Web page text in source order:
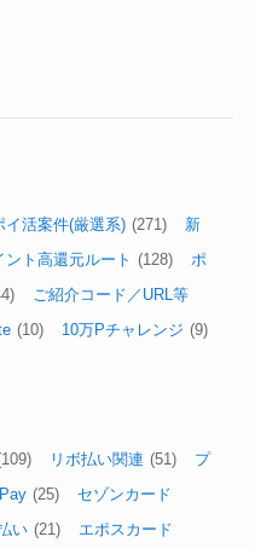
イ活案件(厳選系) (271)
新
ント高還元ルート (128)
ポ
ご紹介コード／URL等
(10) 10万Pチャレンジ (9)
リボ払い関連 (51)
プ
(25)
セゾンカード
い (21)
エポスカード